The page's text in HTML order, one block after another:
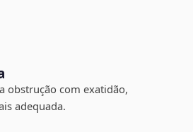
obstrução com exatidão,
adequada.